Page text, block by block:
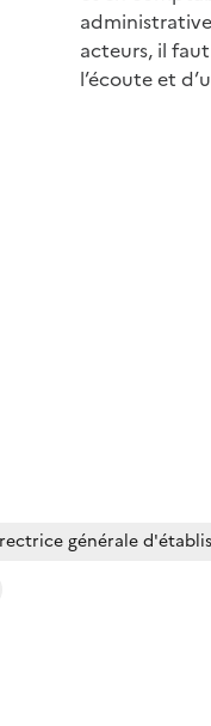
acteurs, il
l’écoute et
générale